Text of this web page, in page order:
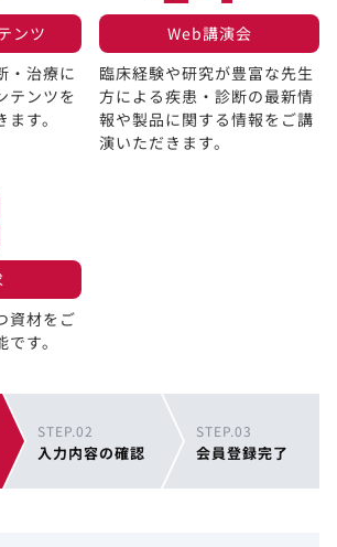
ンツ​
・治療に
テンツを
す。​
Web講演会​
臨床経験や研究が豊富な先生
方による疾患・診断の最新情
報や製品に関する情報をご講
演いただきます。
資材をご
す。
STEP.02
入力内容の確認
STEP.03
会員登録完了